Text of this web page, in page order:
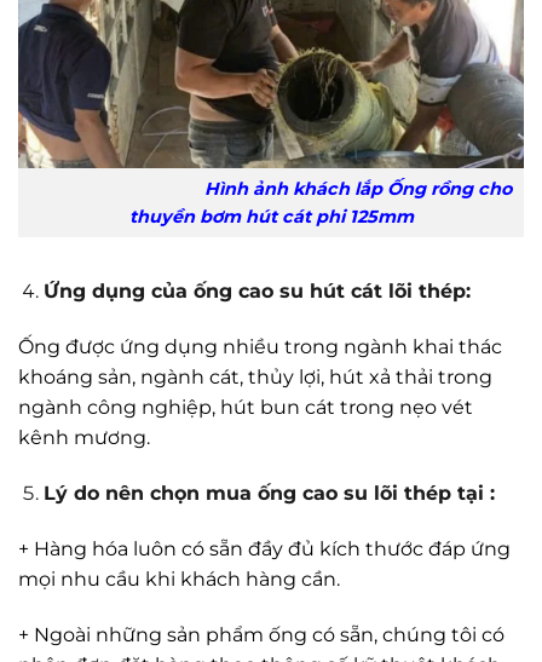
Hình ảnh khách lắp Ống rồng cho
thuyền bơm hút cát phi 125mm
Ứng dụng của ống cao su hút cát lõi thép:
Ống được ứng dụng nhiều trong ngành khai thác
khoáng sản, ngành cát, thủy lợi, hút xả thải trong
ngành công nghiệp, hút bun cát trong nẹo vét
kênh mương.
Lý do nên chọn mua ống cao su lõi thép tại :
+ Hàng hóa luôn có sẵn đầy đủ kích thước đáp ứng
mọi nhu cầu khi khách hàng cần.
+ Ngoài những sản phẩm ống có sẵn, chúng tôi có